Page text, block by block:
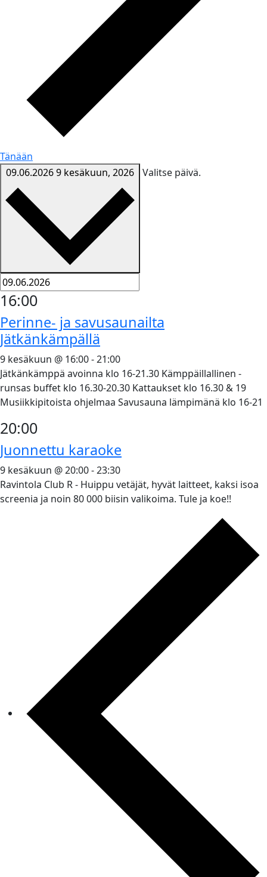
Tänään
09.06.20269 kesäkuun, 2026 Valitse päivä.
16:00
Perinne- ja savusaunailta
Jätkänkämpällä
9 kesäkuun @ 16:00-21:00
Jätkänkämppä avoinna klo 16-21.30 Kämppäillallinen -
runsas buffet klo 16.30-20.30 Kattaukset klo 16.30 & 19
Musiikkipitoista ohjelmaa Savusauna lämpimänä klo 16-21
20:00
Juonnettu karaoke
9 kesäkuun @ 20:00-23:30
Ravintola Club R - Huippu vetäjät, hyvät laitteet, kaksi isoa
screenia ja noin 80 000 biisin valikoima. Tule ja koe!!